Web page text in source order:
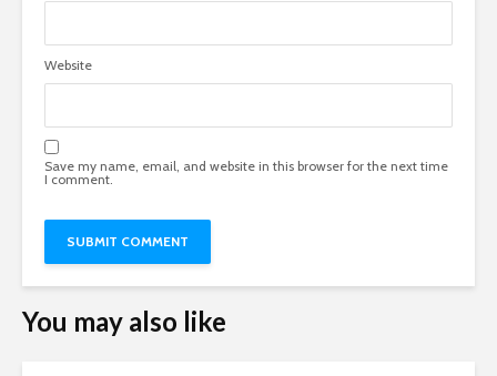
Website
Save my name, email, and website in this browser for the next time
I comment.
You may also like